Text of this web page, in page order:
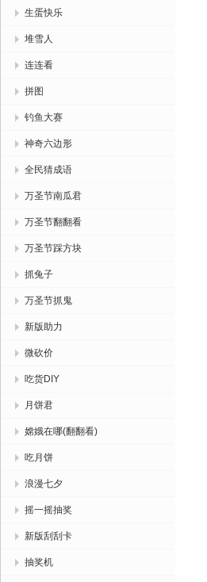
生蛋快乐
堆雪人
连连看
拼图
钓鱼大赛
神奇六边形
全民猜成语
万圣节南瓜君
万圣节翻翻看
万圣节踩方块
抓兔子
万圣节抓鬼
新版助力
微砍价
吃货DIY
月饼君
嫦娥在哪(翻翻看)
吃月饼
浪漫七夕
摇一摇抽奖
新版刮刮卡
抽奖机